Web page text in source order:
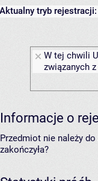
Aktualny tryb rejestracji:
W tej chwili
związanych
Informacje o
Przedmiot nie należy
zakończyła?